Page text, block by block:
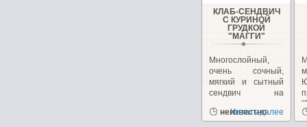
КЛАБ-СЕНДВИЧ
С КУРИНОЙ
ГРУДКОЙ
"МАГГИ"
Многослойный,
очень сочный,
мягкий и сытный
сендвич на
закуску!...
неизвестно
Читать далее